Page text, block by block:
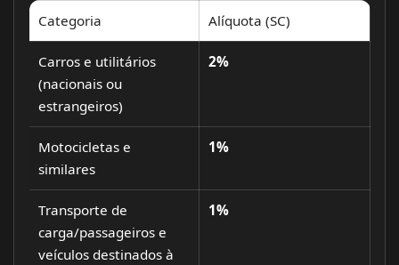
Categoria Alíquota (SC)
Carros e utilitários
(nacionais ou
estrangeiros)
2%
Motocicletas e
similares
1%
Transporte de
carga/passageiros e
veículos destinados à
1%